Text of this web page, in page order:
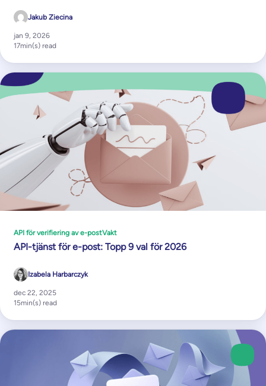
Jakub Ziecina
jan 9, 2026
17min(s) read
API för verifiering av e-postVakt
API-tjänst för e-post: Topp 9 val för 2026
Izabela Harbarczyk
dec 22, 2025
15min(s) read